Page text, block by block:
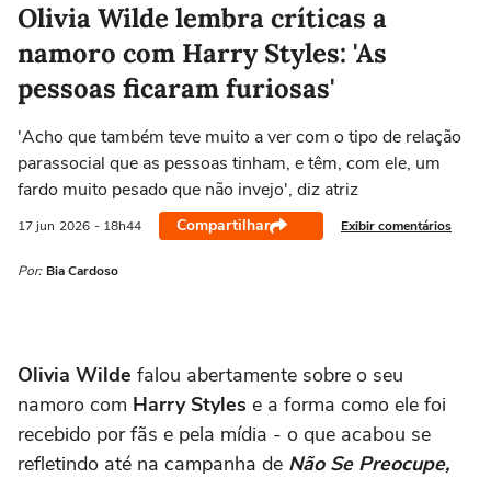
Olivia Wilde lembra críticas a
namoro com Harry Styles: 'As
pessoas ficaram furiosas'
'Acho que também teve muito a ver com o tipo de relação
parassocial que as pessoas tinham, e têm, com ele, um
fardo muito pesado que não invejo', diz atriz
17 jun 2026 - 18h44 Compartilhar Exibir comentários
Por: Bia Cardoso
Olivia Wilde falou abertamente sobre o seu
namoro com Harry Styles e a forma como ele foi
recebido por fãs e pela mídia - o que acabou se
refletindo até na campanha de Não Se Preocupe,